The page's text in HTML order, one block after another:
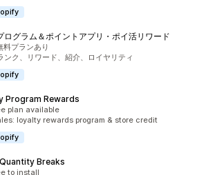
ログラム＆ポイントアプリ・ポイ活リワード
1698件
料プランあり
ンク、リワード、紹介、ロイヤリティ
Program Rewards
436件
plan available
loyalty rewards program & store credit
Breaks
to install